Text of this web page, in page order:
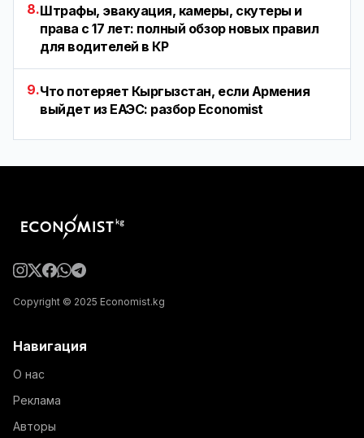
8.Штрафы, эвакуация, камеры, скутеры и
права с 17 лет: полный обзор новых правил
для водителей в КР
9.Что потеряет Кыргызстан, если Армения
выйдет из ЕАЭС: разбор Economist
Copyright © 2025 Economist.kg
Навигация
О нас
Реклама
Авторы